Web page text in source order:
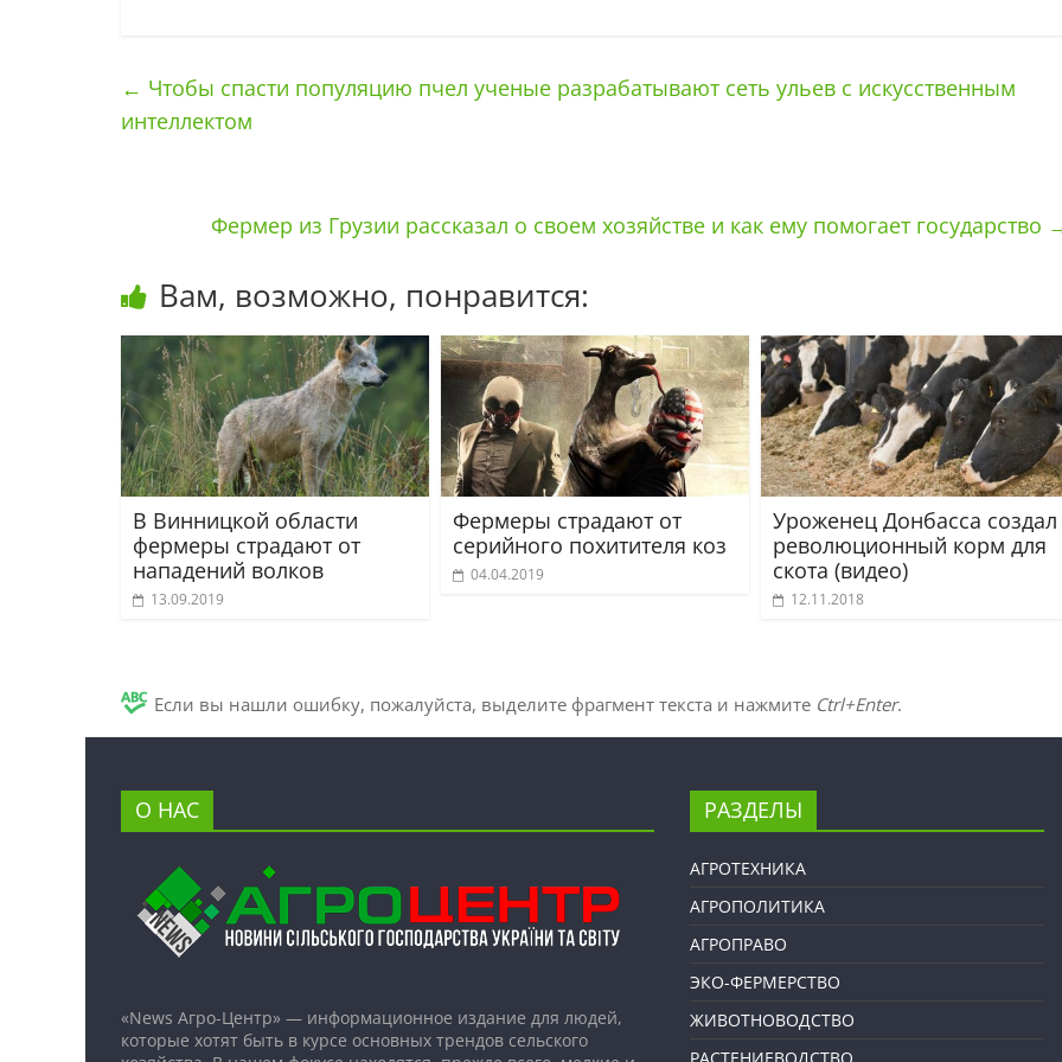
← Чтобы спасти популяцию пчел ученые разрабатывают сеть ульев с искусственным
интеллектом
Фермер из Грузии рассказал о своем хозяйстве и как ему помогает государство
Вам, возможно, понравится:
В Винницкой области
фермеры страдают от
нападений волков
13.09.2019
Фермеры страдают от
серийного похитителя коз
04.04.2019
Уроженец Донбасса создал
революционный корм для
скота (видео)
12.11.2018
Если вы нашли ошибку, пожалуйста, выделите фрагмент текста и нажмите Ctrl+Enter.
О НАС
«News Агро-Центр» — информационное издание для людей,
которые хотят быть в курсе основных трендов сельского
РАЗДЕЛЫ
АГРОТЕХНИКА
АГРОПОЛИТИКА
АГРОПРАВО
ЭКО-ФЕРМЕРСТВО
ЖИВОТНОВОДСТВО